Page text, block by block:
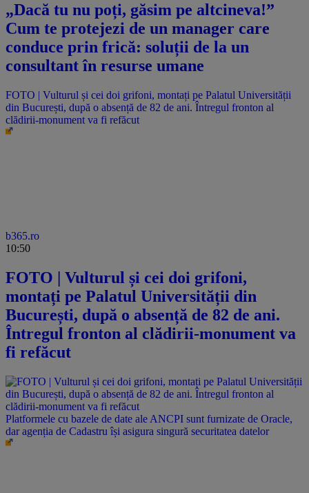
„Dacă tu nu poți, găsim pe altcineva!”
Cum te protejezi de un manager care
conduce prin frică: soluții de la un
consultant în resurse umane
FOTO | Vulturul și cei doi grifoni, montați pe Palatul Universității
din București, după o absență de 82 de ani. Întregul fronton al
clădirii-monument va fi refăcut
b365.ro
10:50
FOTO | Vulturul și cei doi grifoni,
montați pe Palatul Universității din
București, după o absență de 82 de ani.
Întregul fronton al clădirii-monument va
fi refăcut
Platformele cu bazele de date ale ANCPI sunt furnizate de Oracle,
dar agenția de Cadastru își asigura singură securitatea datelor